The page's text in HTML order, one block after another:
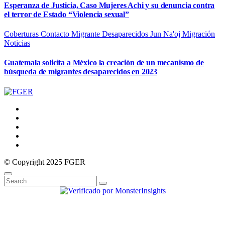
Esperanza de Justicia, Caso Mujeres Achi y su denuncia contra
el terror de Estado “Violencia sexual”
Coberturas Contacto Migrante Desaparecidos Jun Na'oj Migración
Noticias
Guatemala solicita a México la creación de un mecanismo de
búsqueda de migrantes desaparecidos en 2023
© Copyright 2025 FGER